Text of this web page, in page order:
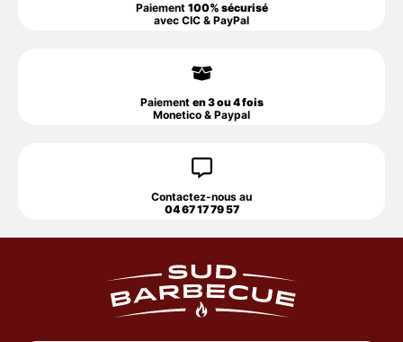
Paiement 100% sécurisé
avec CIC & PayPal
Paiement en 3 ou 4 fois
Monetico & Paypal
Contactez-nous au
04 67 17 79 57